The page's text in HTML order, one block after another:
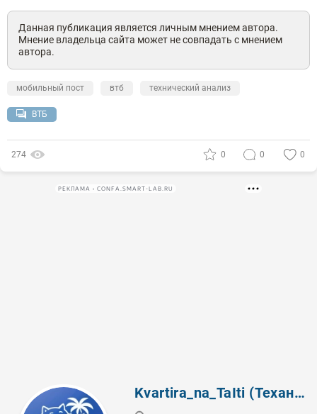
Данная публикация является личным мнением автора.
Мнение владельца сайта может не совпадать с мнением
автора.
мобильный пост втб технический анализ
ВТБ
274 0 0 0
РЕКЛАМА • CONFA.SMART-LAB.RU
Kvartira_na_TaIti (Теханализ)